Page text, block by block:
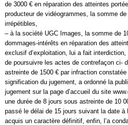
de 3000 € en réparation des atteintes
producteur de vidéogrammes, la somme
irrépétibles,
– à la société UGC Images, la somme de
dommages-intérêts en réparation des
exclusif d’exploitation, lui a fait
de poursuivre les actes de contrefaçon ci-
astreinte de 1500 € par infraction
signification du jugement, a ordonné la
jugement sur la page d’accueil du site
une durée de 8 jours sous astreinte de 10
passé le délai de 15 jours suivant la date à
acquis un caractère définitif, enfin, l’a